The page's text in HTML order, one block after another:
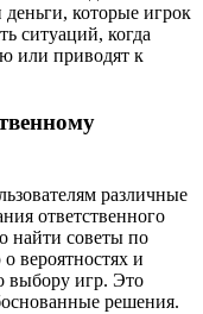
деньги, которые игрок
ситуаций, когда
или приводят к
различные
ответственного
найти советы по
вероятностях и
выбору игр. Это
решения.